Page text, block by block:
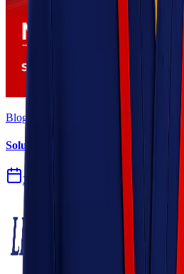
Blog
Solusi Logistik untuk Perusahaan
27 Jul 2026